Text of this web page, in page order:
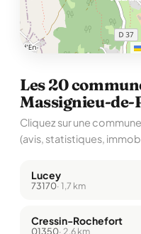
Les 20
Massignieu-de-
Cliquez sur une
(avis, statistiques,
Lucey
73170· 1,7 km
Cressin-Rochefort
01350· 2,6 km